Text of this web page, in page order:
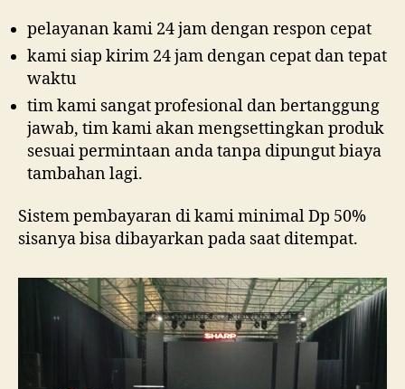
pelayanan kami 24 jam dengan respon cepat
kami siap kirim 24 jam dengan cepat dan tepat
waktu
tim kami sangat profesional dan bertanggung
jawab, tim kami akan mengsettingkan produk
sesuai permintaan anda tanpa dipungut biaya
tambahan lagi.
Sistem pembayaran di kami minimal Dp 50%
sisanya bisa dibayarkan pada saat ditempat.